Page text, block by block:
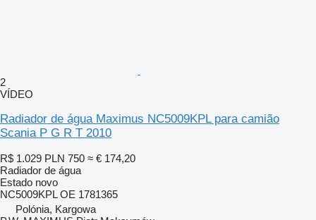
2
VÍDEO
Radiador de água Maximus NC5009KPL para camião
Scania P G R T 2010
R$ 1.029 PLN 750 ≈ € 174,20
Radiador de água
Estado novo
NC5009KPL OE 1781365
Polónia, Kargowa